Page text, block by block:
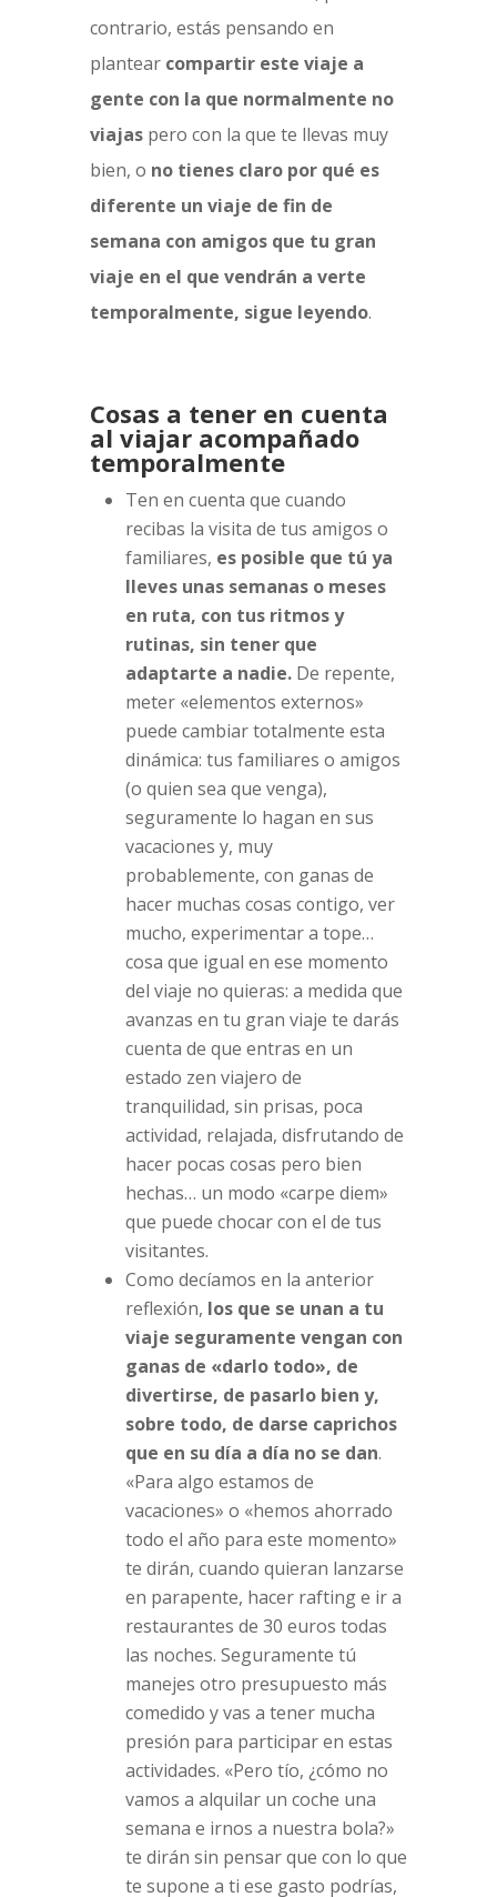
contrario, estás pensando en
plantear compartir este viaje a
gente con la que normalmente no
viajaspero con la que te llevas muy
bien, o no tienes claro por qué es
diferente un viaje de fin de
semana con amigos que tu gran
viaje en el que vendrán a verte
temporalmente, sigue leyendo.
Cosas a tener en cuenta
al viajar acompañado
temporalmente
Ten en cuenta que cuando
recibas la visita de tus amigos o
familiares, es posible que tú ya
lleves unas semanas o meses
en ruta, con tus ritmos y
rutinas, sin tener que
adaptarte a nadie.De repente,
meter «elementos externos»
puede cambiar totalmente esta
dinámica: tus familiares o amigos
(o quien sea que venga),
seguramente lo hagan en sus
vacaciones y, muy
probablemente, con ganas de
hacer muchas cosas contigo, ver
mucho, experimentar a tope…
cosa que igual en ese momento
del viaje no quieras: a medida que
avanzas en tu gran viaje te darás
cuenta de que entras en un
estado zen viajero de
tranquilidad, sin prisas, poca
actividad, relajada, disfrutando de
hacer pocas cosas pero bien
hechas… un modo «carpe diem»
que puede chocar con el de tus
visitantes.
Como decíamos en la anterior
reflexión, los que se unan a tu
viaje seguramente vengan con
ganas de «darlo todo», de
divertirse, de pasarlo bien y,
sobre todo, de darse caprichos
que en su día a día no se dan.
«Para algo estamos de
vacaciones» o «hemos ahorrado
todo el año para este momento»
te dirán, cuando quieran lanzarse
en parapente, hacer rafting e ir a
restaurantes de 30 euros todas
las noches. Seguramente tú
manejes otro presupuesto más
comedido y vas a tener mucha
presión para participar en estas
actividades. «Pero tío, ¿cómo no
vamos a alquilar un coche una
semana e irnos a nuestra bola?»
te dirán sin pensar que con lo que
te supone a ti ese gasto podrías,